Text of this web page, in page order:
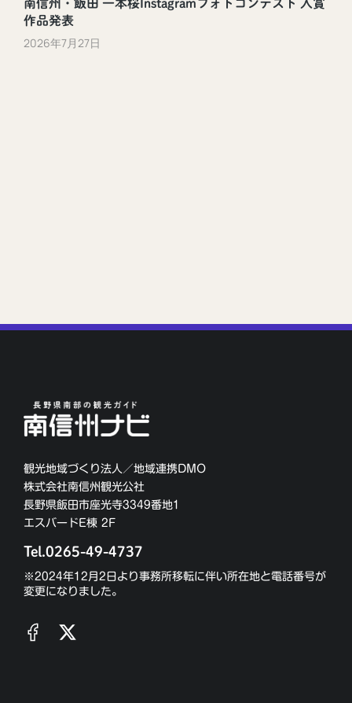
南信州・飯田 一本桜Instagramフォトコンテスト 入賞
作品発表
2026年7月27日
観光地域づくり法人／地域連携DMO
株式会社南信州観光公社
長野県飯田市座光寺3349番地1
エスバードE棟 2F
Tel.0265-49-4737
※2024年12月2日より事務所移転に伴い所在地と電話番号が
変更になりました。